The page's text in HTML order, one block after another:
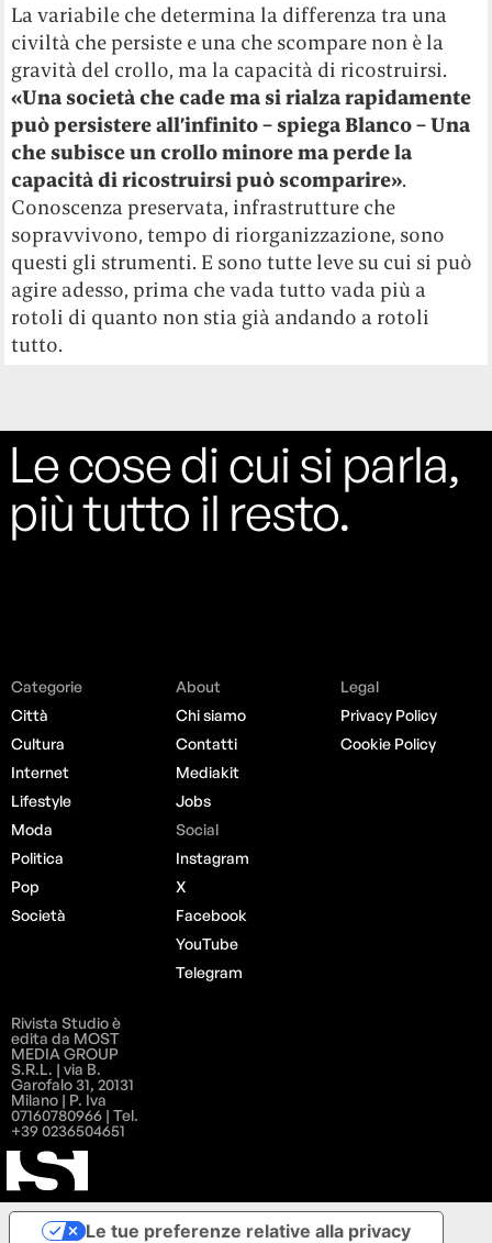
La variabile che determina la differenza tra una
civiltà che persiste e una che scompare non è la
gravità del crollo, ma la capacità di ricostruirsi.
«Una società che cade ma si rialza rapidamente
può persistere all’infinito – spiega Blanco – Una
che subisce un crollo minore ma perde la
capacità di ricostruirsi può scomparire».
Conoscenza preservata, infrastrutture che
sopravvivono, tempo di riorganizzazione, sono
questi gli strumenti. E sono tutte leve su cui si può
agire adesso, prima che vada tutto vada più a
rotoli di quanto non stia già andando a rotoli
tutto.
Le cose di cui si parla,
più tutto il resto.
Categorie
Città
Cultura
Internet
Lifestyle
Moda
Politica
Pop
Società
About
Chi siamo
Contatti
Mediakit
Jobs
Social
Instagram
X
Facebook
YouTube
Telegram
Legal
Privacy Policy
Cookie Policy
Rivista Studio è
edita da MOST
MEDIA GROUP
S.R.L. | via B.
Garofalo 31, 20131
Milano | P. Iva
07160780966 | Tel.
+39 0236504651
Le tue preferenze relative alla privacy